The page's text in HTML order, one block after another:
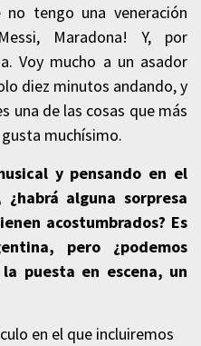
tengo una veneración
Maradona! Y, por
Voy mucho a un asador
diez minutos andando, y
una de las cosas que más
muchísimo.
y pensando en el
alguna sorpresa
acostumbrados? Es
pero ¿podemos
puesta en escena, un
en el que incluiremos